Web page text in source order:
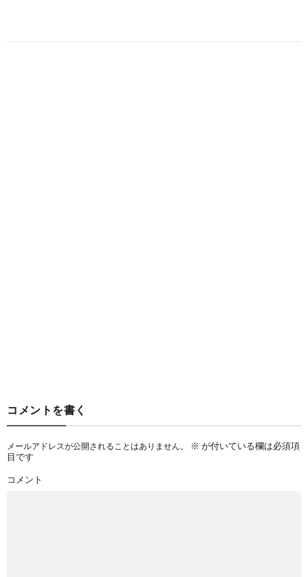
コメントを書く
メールアドレスが公開されることはありません。 ※ が付いている欄は必須項
目です
コメント